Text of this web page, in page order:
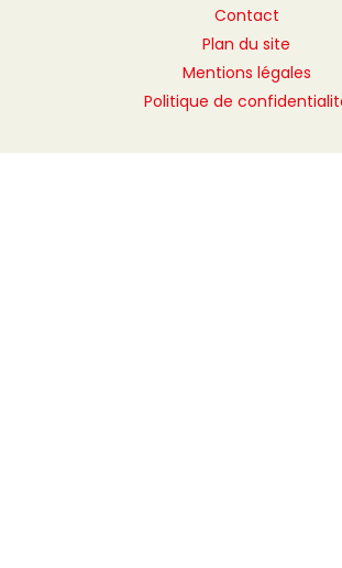
Contact
Plan du site
Mentions légales
Politique de